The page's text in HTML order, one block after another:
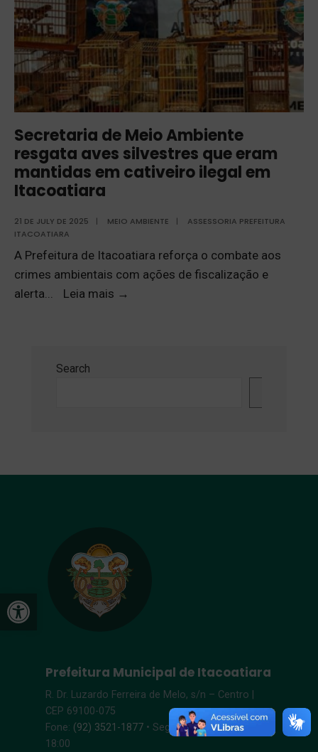
Open toolbar
Secretaria de Meio Ambiente
resgata aves silvestres que eram
mantidas em cativeiro ilegal em
Itacoatiara
21 DE JULY DE 2025 | MEIO AMBIENTE |
ASSESSORIA PREFEITURA
ITACOATIARA
A Prefeitura de Itacoatiara reforça o combate aos
crimes ambientais com ações de fiscalização e
alerta... Leia mais →
Search
Prefeitura Municipal de Itacoatiara
R. Dr. Luzardo Ferreira de Melo, s/n – Centro |
CEP 69100-075
Fone: (92) 3521-1877 • Segunda-Sexta, 8:00 –
18:00